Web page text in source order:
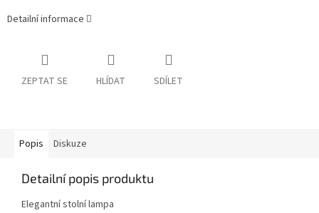
Detailní informace
ZEPTAT SE HLÍDAT SDÍLET
Popis Diskuze
Detailní popis produktu
Elegantní stolní lampa